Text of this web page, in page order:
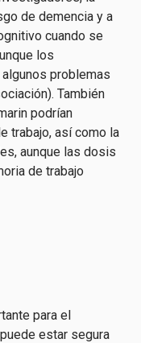
de demencia y a
cuando se
los
problemas
También
podrían
trabajo, así como la
aunque las dosis
de trabajo
para el
estar segura